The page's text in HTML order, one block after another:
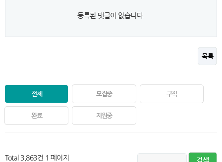
등록된 댓글이 없습니다.
목록
전체 모집중 구직
완료 지원중
Total 3,863건 1 페이지